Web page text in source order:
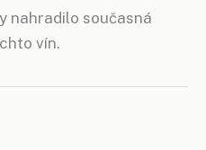
nahradilo současná
vín.